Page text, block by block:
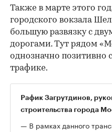
Также в марте этого
городского вокзала
большую развязку с
дорогами. Тут рядом
однозначно позитивно
трафике.
Рафик Загрутдинов,
строительства города
— В рамках данного